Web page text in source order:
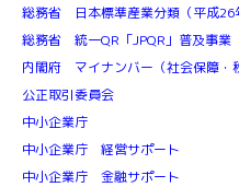
総務省 日本標準産業分類（平成26
総務省 統一QR「JPQR」普及事業
内閣府 マイナンバー（社会保障・
公正取引委員会
中小企業庁
中小企業庁 経営サポート
中小企業庁 金融サポート